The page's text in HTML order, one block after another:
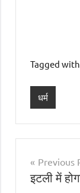
Tagged with
धर्म
Post
Previous
इटली में